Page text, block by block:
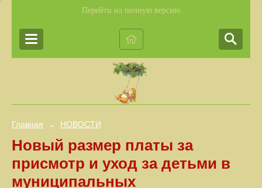
Перейти на полную версию
Главная → НОВОСТИ
Новый размер платы за
присмотр и уход за детьми в
муниципальных